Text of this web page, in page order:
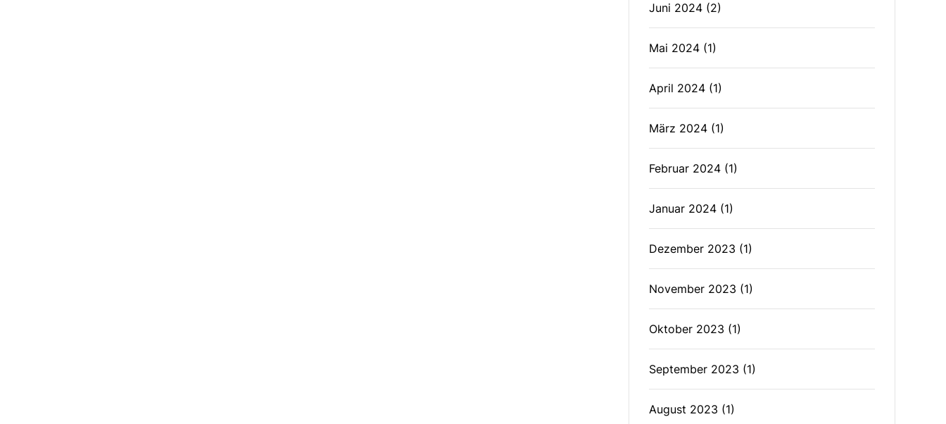
Juni 2024 (2)
Mai 2024 (1)
April 2024 (1)
März 2024 (1)
Februar 2024 (1)
Januar 2024 (1)
Dezember 2023 (1)
November 2023 (1)
Oktober 2023 (1)
September 2023 (1)
August 2023 (1)